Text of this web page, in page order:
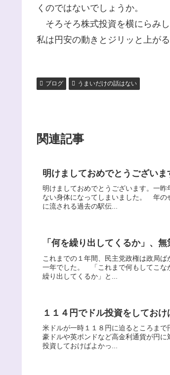
くのではないでしょうか。
そろそろ株式投資を横にらみ
私は円安の動きとジリッと上が
ブログ うまいだけの話はない
関連記事
明けましておめでとうございま
明けましておめでとうございます。一
ない身体になってしまいました。 年の
に流される過去の駅伝...
「何を繰り出してくるか」、無
これまでの１年間、民主党政権は政局
一年でした。 「これまで何もしてこな
繰り出してくるか」と...
１１４円でドル投資をしておけ
米ドルが一時１１８円に迫るところま
豪ドルや英ポンドなど高金利通貨が円
投資しておけばよかっ...